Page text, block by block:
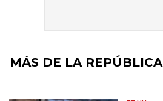
MÁS DE LA REPÚBLICA